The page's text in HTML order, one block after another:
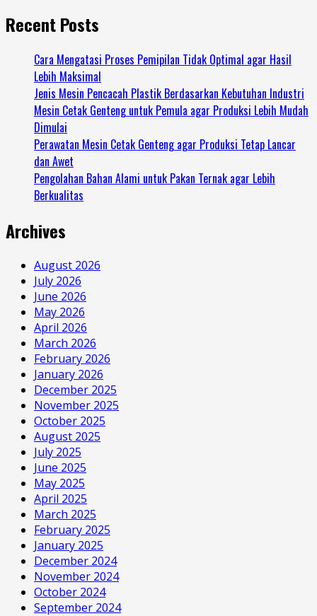
Recent Posts
Cara Mengatasi Proses Pemipilan Tidak Optimal agar Hasil
Lebih Maksimal
Jenis Mesin Pencacah Plastik Berdasarkan Kebutuhan Industri
Mesin Cetak Genteng untuk Pemula agar Produksi Lebih Mudah
Dimulai
Perawatan Mesin Cetak Genteng agar Produksi Tetap Lancar
dan Awet
Pengolahan Bahan Alami untuk Pakan Ternak agar Lebih
Berkualitas
Archives
August 2026
July 2026
June 2026
May 2026
April 2026
March 2026
February 2026
January 2026
December 2025
November 2025
October 2025
August 2025
July 2025
June 2025
May 2025
April 2025
March 2025
February 2025
January 2025
December 2024
November 2024
October 2024
September 2024